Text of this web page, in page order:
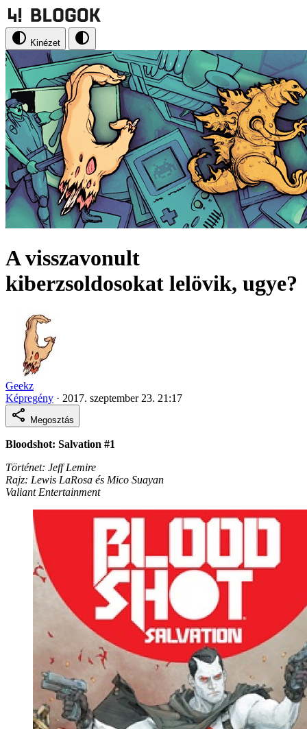
Kinézet
A visszavonult
kiberzsoldosokat lelövik, ugye?
Geekz
Képregény · 2017. szeptember 23. 21:17
Megosztás
Bloodshot: Salvation #1
Történet: Jeff Lemire
Rajz: Lewis LaRosa és Mico Suayan
Valiant Entertainment